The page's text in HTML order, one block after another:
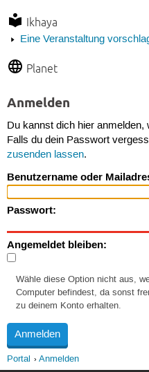
Ikhaya
Eine Veranstaltung
Planet
Anmelden
Du kannst dich hier anmelden,
Falls du dein Passwort
zusenden lassen.
Benutzername oder
Passwort:
Angemeldet bleiben:
Wähle diese Option nicht aus,
Computer befindest, da sonst
zu deinem Konto erhalten.
Portal Anmelden